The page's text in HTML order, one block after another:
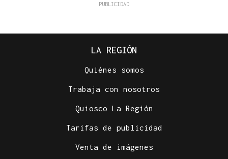
LA REGIÓN
Quiénes somos
Trabaja con nosotros
Quiosco La Región
Tarifas de publicidad
Venta de imágenes